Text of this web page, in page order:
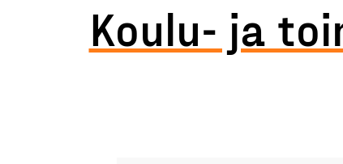
Koulu- ja